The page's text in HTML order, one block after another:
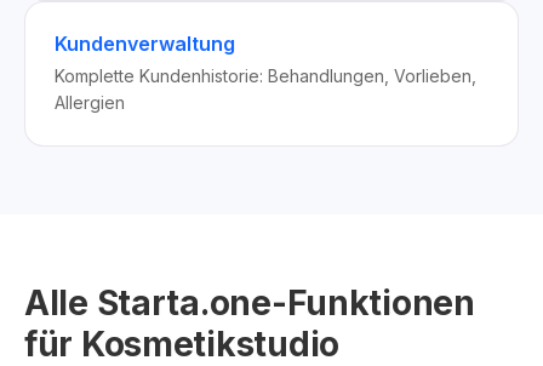
Kundenverwaltung
Komplette Kundenhistorie: Behandlungen, Vorlieben,
Allergien
Alle Starta.one-Funktionen
für Kosmetikstudio